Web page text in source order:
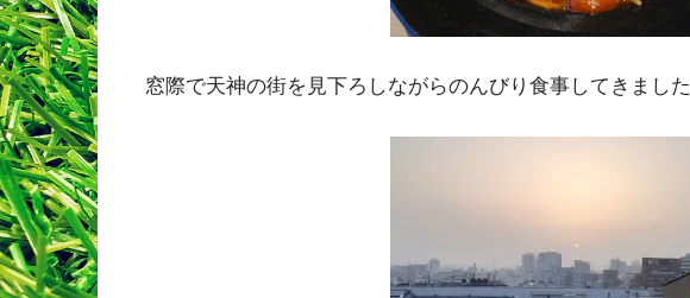
窓際で天神の街を見下ろしながらのんびり食事してきました